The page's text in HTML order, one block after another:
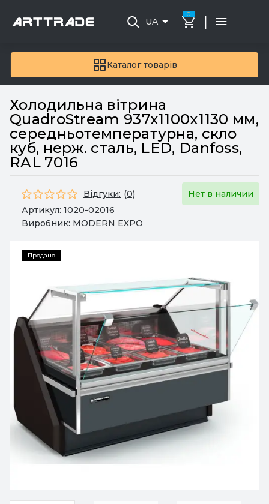
Каталог товарів
UA
0 |
Холодильна вітрина
QuadroStream 937х1100х1130 мм,
середньотемпературна, скло
куб, нерж. сталь, LED, Danfoss,
RAL 7016
Відгуки: (0)
Нет в наличии
Артикул: 1020-02016
Виробник: MODERN EXPO
Продано